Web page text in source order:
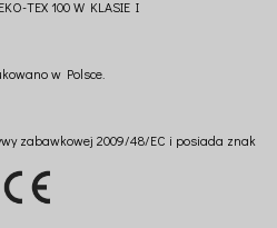
TEX 100 W KLASIE I
w Polsce.
zabawkowej 2009/48/EC i posiada znak